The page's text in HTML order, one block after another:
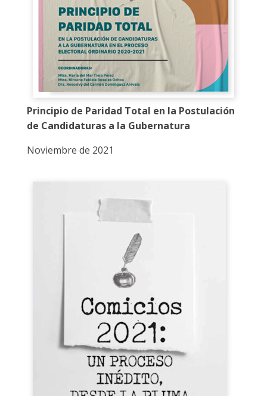
Principio de Paridad Total en la Postulación
de Candidaturas a la Gubernatura
Noviembre de 2021